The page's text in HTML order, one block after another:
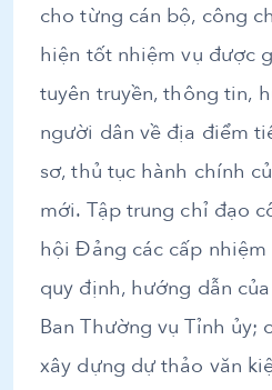
cho từng cán bộ, công
hiện tốt nhiệm vụ được
tuyên truyền, thông tin,
người dân về địa điểm
sơ, thủ tục hành chính
mới. Tập trung chỉ đạo
hội Đảng các cấp nhiệm
quy định, hướng dẫn
Ban Thường vụ Tỉnh
xây dựng dự thảo văn